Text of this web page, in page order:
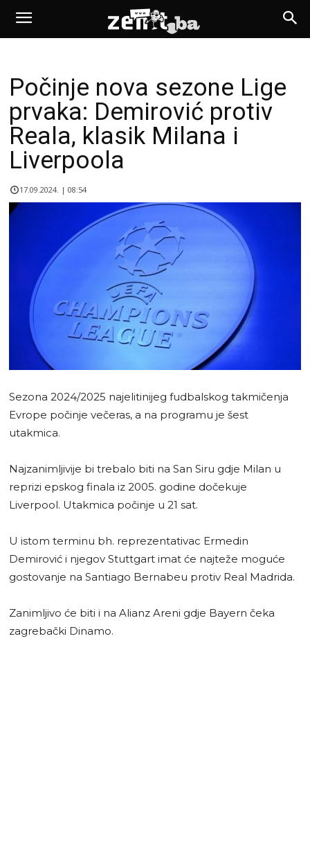
Počinje nova sezone Lige
prvaka: Demirović protiv
Reala, klasik Milana i
Liverpoola
17.09.2024. | 08:54
Sezona 2024/2025 najelitinijeg fudbalskog takmičenja
Evrope počinje večeras, a na programu je šest
utakmica.
Najzanimljivije bi trebalo biti na San Siru gdje Milan u
reprizi epskog finala iz 2005. godine dočekuje
Liverpool. Utakmica počinje u 21 sat.
U istom terminu bh. reprezentativac Ermedin
Demirović i njegov Stuttgart imat će najteže moguće
gostovanje na Santiago Bernabeu protiv Real Madrida.
Zanimljivo će biti i na Alianz Areni gdje Bayern čeka
zagrebački Dinamo.